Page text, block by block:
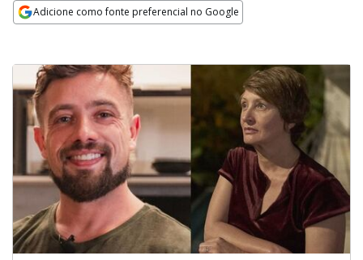
Adicione como fonte preferencial no Google